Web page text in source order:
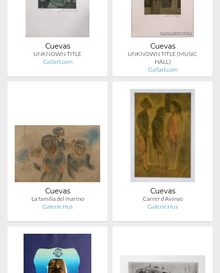
Cuevas
UNKNOWN TITLE
Gallart.com
Cuevas
UNKNOWN TITLE (MUSIC
HALL)
Gallart.com
Cuevas
La familia del marino
Galerie Hus
Cuevas
Carrer d'Avinyo
Galerie Hus